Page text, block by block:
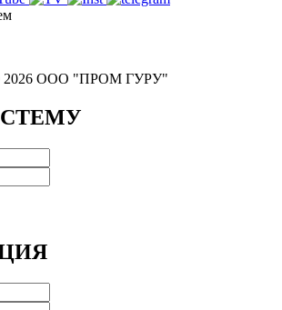
2026 ООО "ПРОМ ГУРУ"